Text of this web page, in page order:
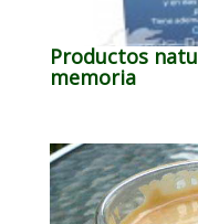
Productos
memoria